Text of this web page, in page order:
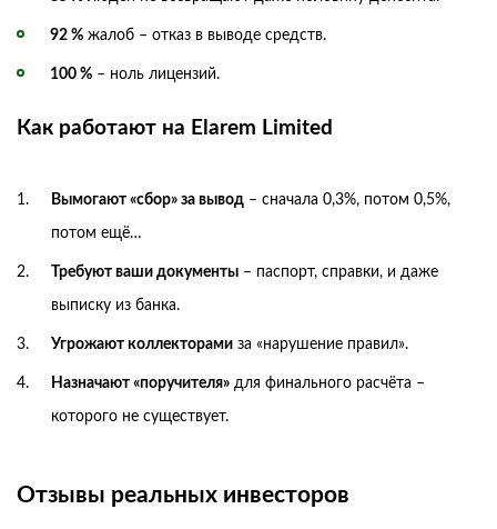
92 % жалоб – отказ в выводе средств.
100 % – ноль лицензий.
Как работают на Elarem Limited
Вымогают «сбор» за вывод – сначала 0,3%, потом 0,5%,
потом ещё…
Требуют ваши документы – паспорт, справки, и даже
выписку из банка.
Угрожают коллекторами за «нарушение правил».
Назначают «поручителя» для финального расчёта –
которого не существует.
Отзывы реальных инвесторов